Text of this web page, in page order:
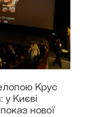
Крус
Києві
нової